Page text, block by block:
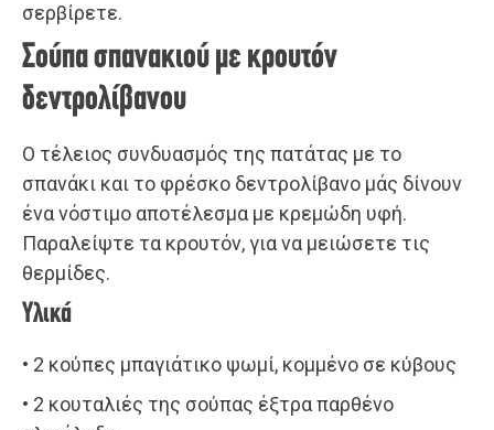
σερβίρετε.
Σούπα σπανακιού με κρουτόν
δεντρολίβανου
Ο τέλειος συνδυασμός της πατάτας με το
σπανάκι και το φρέσκο δεντρολίβανο μάς δίνουν
ένα νόστιμο αποτέλεσμα με κρεμώδη υφή.
Παραλείψτε τα κρουτόν, για να μειώσετε τις
θερμίδες.
Υλικά
• 2 κούπες μπαγιάτικο ψωμί, κομμένο σε κύβους
• 2 κουταλιές της σούπας έξτρα παρθένο